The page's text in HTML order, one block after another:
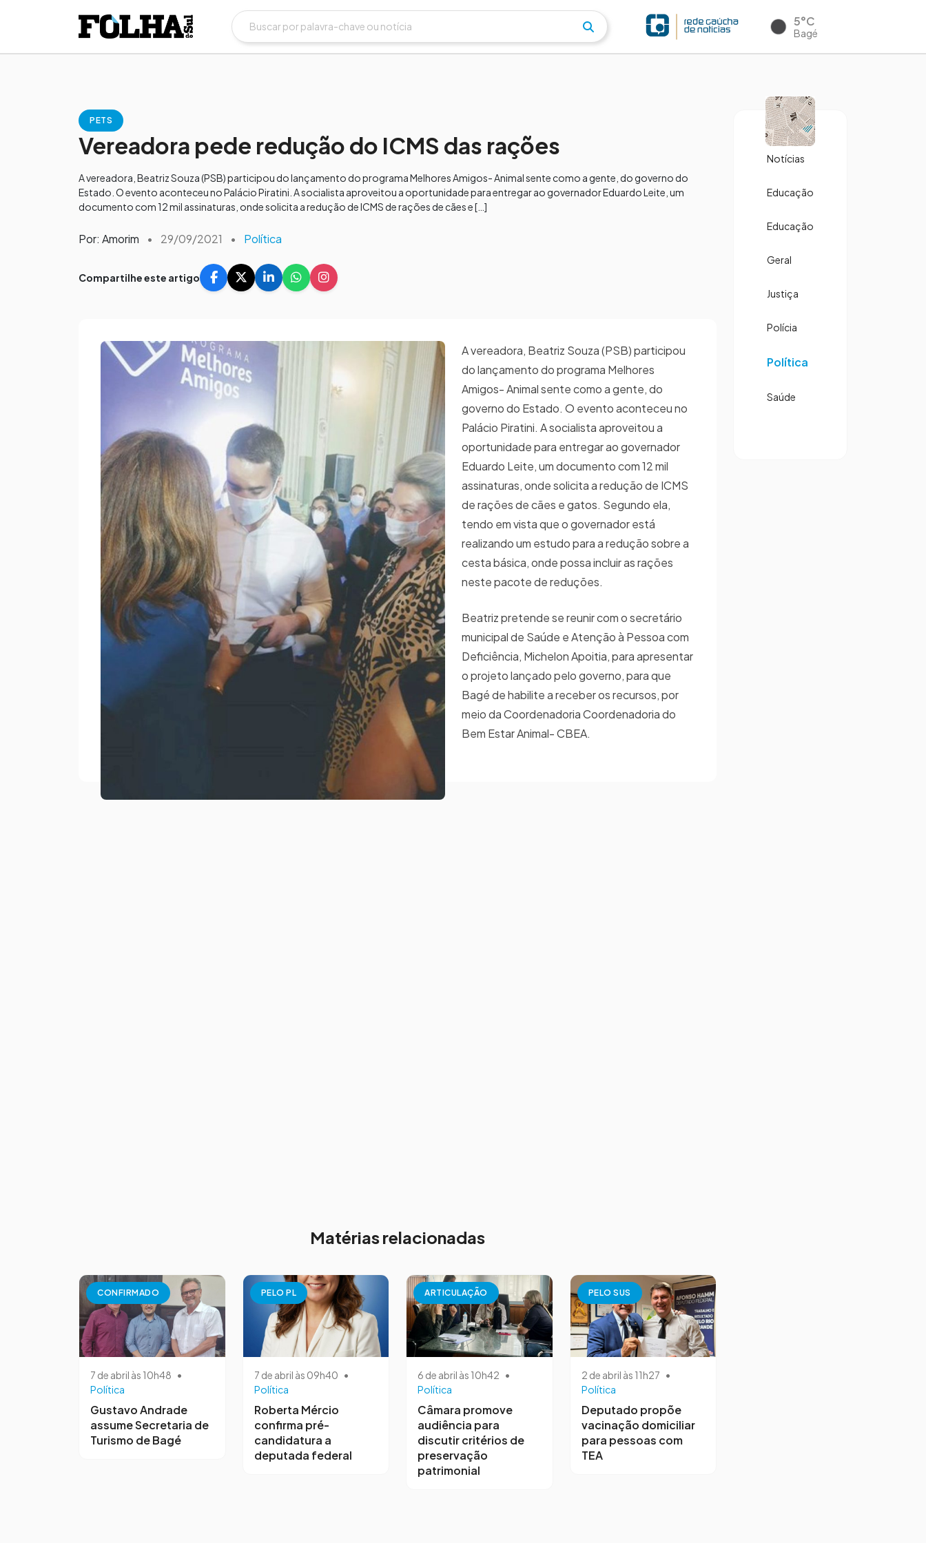
5°C
Bagé
PETS
Vereadora pede redução do ICMS das rações
A vereadora, Beatriz Souza (PSB) participou do lançamento do programa Melhores Amigos- Animal sente como a gente, do governo do
Estado. O evento aconteceu no Palácio Piratini. A socialista aproveitou a oportunidade para entregar ao governador Eduardo Leite, um
documento com 12 mil assinaturas, onde solicita a redução de ICMS de rações de cães e […]
Por: Amorim • 29/09/2021 • Política
Compartilhe este artigo
A vereadora, Beatriz Souza (PSB) participou
do lançamento do programa Melhores
Amigos- Animal sente como a gente, do
governo do Estado. O evento aconteceu no
Palácio Piratini. A socialista aproveitou a
oportunidade para entregar ao governador
Eduardo Leite, um documento com 12 mil
assinaturas, onde solicita a redução de ICMS
de rações de cães e gatos. Segundo ela,
tendo em vista que o governador está
realizando um estudo para a redução sobre a
cesta básica, onde possa incluir as rações
neste pacote de reduções.
Beatriz pretende se reunir com o secretário
municipal de Saúde e Atenção à Pessoa com
Deficiência, Michelon Apoitia, para apresentar
o projeto lançado pelo governo, para que
Bagé de habilite a receber os recursos, por
meio da Coordenadoria Coordenadoria do
Bem Estar Animal- CBEA.
Matérias relacionadas
CONFIRMADO
7 de abril às 10h48 •
Política
Gustavo Andrade
assume Secretaria de
Turismo de Bagé
PELO PL
7 de abril às 09h40 •
Política
Roberta Mércio
confirma pré-
candidatura a
deputada federal
ARTICULAÇÃO
6 de abril às 10h42 •
Política
Câmara promove
audiência para
discutir critérios de
preservação
patrimonial
PELO SUS
2 de abril às 11h27 •
Política
Deputado propõe
vacinação domiciliar
para pessoas com
TEA
Notícias
Educação
Educação
Geral
Justiça
Polícia
Política
Saúde